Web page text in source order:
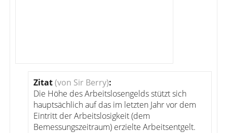
Zitat(von Sir Berry):
Die Höhe des Arbeitslosengelds stützt sich
hauptsächlich auf das im letzten Jahr vor dem
Eintritt der Arbeitslosigkeit (dem
Bemessungszeitraum) erzielte Arbeitsentgelt.